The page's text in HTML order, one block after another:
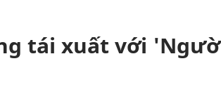
tái xuất với